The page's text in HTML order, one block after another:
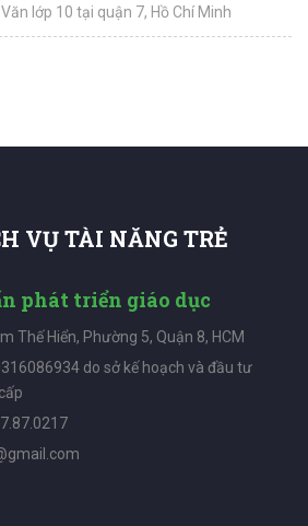
lớp 10 tại quận 7, Hồ Chí Minh
VỤ TÀI NĂNG TRẺ
phát triển giáo dục
Thế Hiển, Phường 5, Quận 8, HCM
do sở kế hoạch và đầu tư